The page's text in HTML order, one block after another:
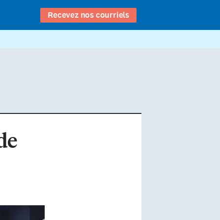
Recevez nos courriels